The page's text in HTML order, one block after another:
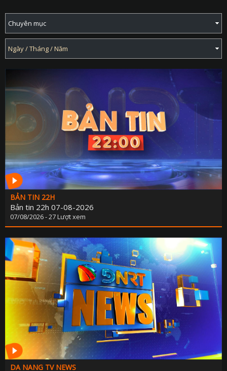
BẢN TIN 22H
Bản tin 22h 07-08-2026
07/08/2026 - 27 Lượt xem
DA NANG TV NEWS